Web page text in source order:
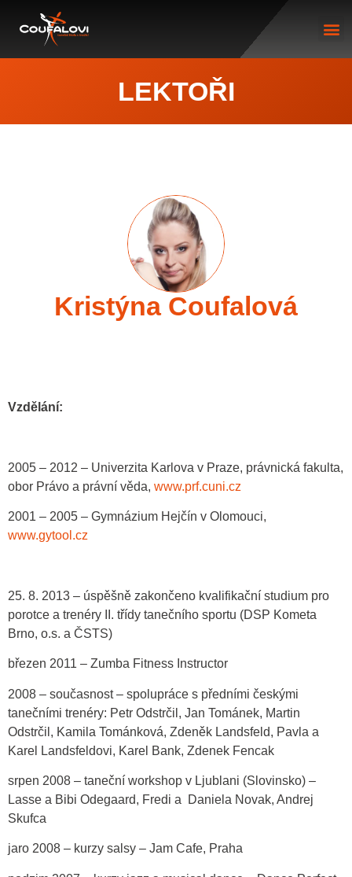
LEKTOŘI
Kristýna Coufalová
Vzdělání:
2005 – 2012 – Univerzita Karlova v Praze, právnická fakulta,
obor Právo a právní věda, www.prf.cuni.cz
2001 – 2005 – Gymnázium Hejčín v Olomouci,
www.gytool.cz
25. 8. 2013 – úspěšně zakončeno kvalifikační studium pro
porotce a trenéry II. třídy tanečního sportu (DSP Kometa
Brno, o.s. a ČSTS)
březen 2011 – Zumba Fitness Instructor
2008 – současnost – spolupráce s předními českými
tanečními trenéry: Petr Odstrčil, Jan Tománek, Martin
Odstrčil, Kamila Tománková, Zdeněk Landsfeld, Pavla a
Karel Landsfeldovi, Karel Bank, Zdenek Fencak
srpen 2008 – taneční workshop v Ljublani (Slovinsko) –
Lasse a Bibi Odegaard, Fredi a Daniela Novak, Andrej
Skufca
jaro 2008 – kurzy salsy – Jam Cafe, Praha